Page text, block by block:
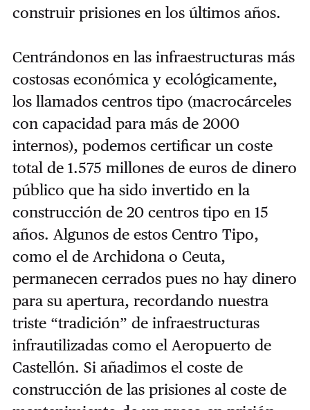
construir prisiones en los últimos años.
Centrándonos en las infraestructuras más
costosas económica y ecológicamente,
los llamados centros tipo (macrocárceles
con capacidad para más de 2000
internos), podemos certificar un coste
total de 1.575 millones de euros de dinero
público que ha sido invertido en la
construcción de 20 centros tipo en 15
años. Algunos de estos Centro Tipo,
como el de Archidona o Ceuta,
permanecen cerrados pues no hay dinero
para su apertura, recordando nuestra
triste “tradición” de infraestructuras
infrautilizadas como el Aeropuerto de
Castellón. Si añadimos el coste de
construcción de las prisiones al coste de